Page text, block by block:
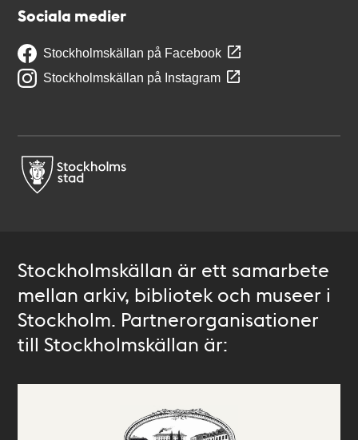
Sociala medier
Stockholmskällan på Facebook
Stockholmskällan på Instagram
Stockholmskällan är ett samarbete
mellan arkiv, bibliotek och museer i
Stockholm. Partnerorganisationer
till Stockholmskällan är: